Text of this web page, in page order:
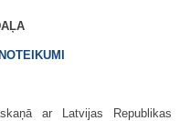
NOTEIKUMI
ar Latvijas Republikas